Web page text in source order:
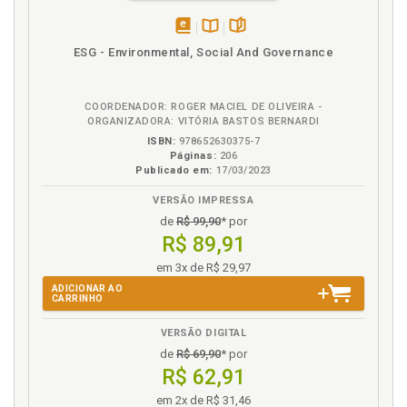
Desperdiçador de tempo 12. Perfeccionismo, p. 81
horários, p. 85
comunicação, p. 89
Desperdiçador de tempo 15. Não ter ambiente
adequado para atividades que exijam concentração,
sistemas deficientes, p. 107
Desperdiçador de tempo 17. Excesso de
informações ou "perdido na re-de", p. 109
Desperdiçador de tempo 18. Solicitação de
informações e atividades em excesso, p. 115
Desperdiçador de tempo 19. Dificuldade de tomar
Desperdiçador de tempo 2. Planejamento
Desperdiçador de tempo 20. Condições físicas e
disponível
em
Disponível
páginas
ESG - Environmental, Social And Governance
COORDENADOR: ROGER MACIEL DE OLIVEIRA -
ORGANIZADORA: VITÓRIA BASTOS BERNARDI
ISBN: 978652630375-7
Páginas: 206
Publicado em: 17/03/2023
VERSÃO IMPRESSA
de R$ 99,90* por
R$ 89,91
em 3x de R$ 29,97
ADICIONAR AO
CARRINHO
VERSÃO DIGITAL
de R$ 69,90* por
R$ 62,91
em 2x de R$ 31,46